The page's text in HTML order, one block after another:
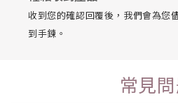
收到您的確認回覆後，我們會為您
到手鍊。
常見